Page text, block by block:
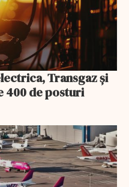
Transgaz și
400 de posturi